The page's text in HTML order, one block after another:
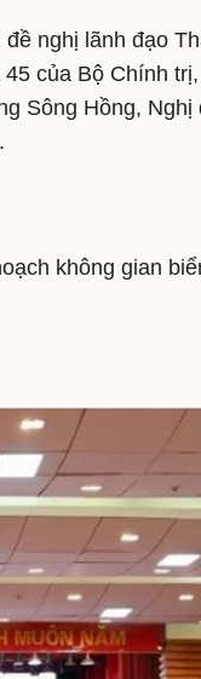
nghị lãnh đạo
của Bộ Chính
Sông Hồng, Nghị
không gian